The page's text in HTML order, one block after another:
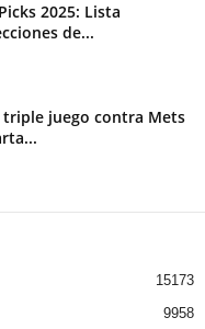
2025: Lista
de...
juego contra Mets
15173
9958